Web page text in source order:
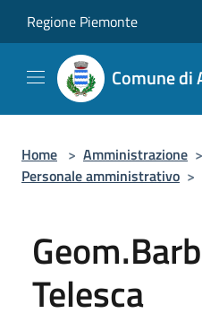
Regione Piemonte
Comune di
Home > Amministrazione >
Personale amministrativo >
Telesca